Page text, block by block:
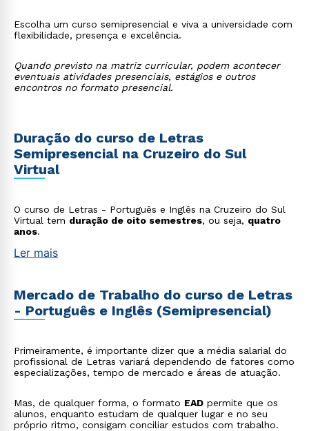
Escolha um curso semipresencial e viva a universidade com
flexibilidade, presença e excelência.
Quando previsto na matriz curricular, podem acontecer
eventuais atividades presenciais, estágios e outros
encontros no formato presencial.
Duração do curso de Letras
Semipresencial na Cruzeiro do Sul
Virtual
O curso de Letras - Português e Inglês na Cruzeiro do Sul
Virtual tem duração de oito semestres, ou seja, quatro
anos.
Ler mais
Mercado de Trabalho do curso de Letras
- Português e Inglês (Semipresencial)
Primeiramente, é importante dizer que a média salarial do
profissional de Letras variará dependendo de fatores como
especializações, tempo de mercado e áreas de atuação.
Mas, de qualquer forma, o formato EAD permite que os
alunos, enquanto estudam de qualquer lugar e no seu
próprio ritmo, consigam conciliar estudos com trabalho.